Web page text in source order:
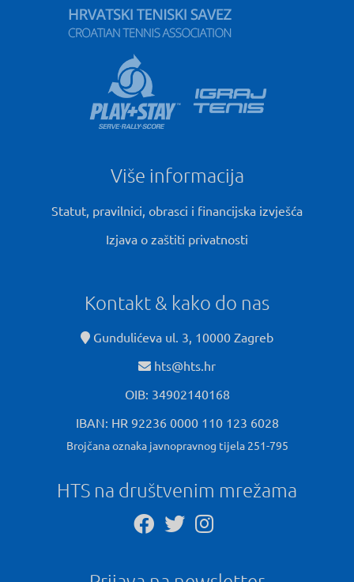
Više informacija
Statut, pravilnici, obrasci i financijska izvješća
Izjava o zaštiti privatnosti
Kontakt & kako do nas
Gundulićeva ul. 3, 10000 Zagreb
hts@hts.hr
OIB: 34902140168
IBAN: HR 92236 0000 110 123 6028
Brojčana oznaka javnopravnog tijela 251-795
HTS na društvenim mrežama